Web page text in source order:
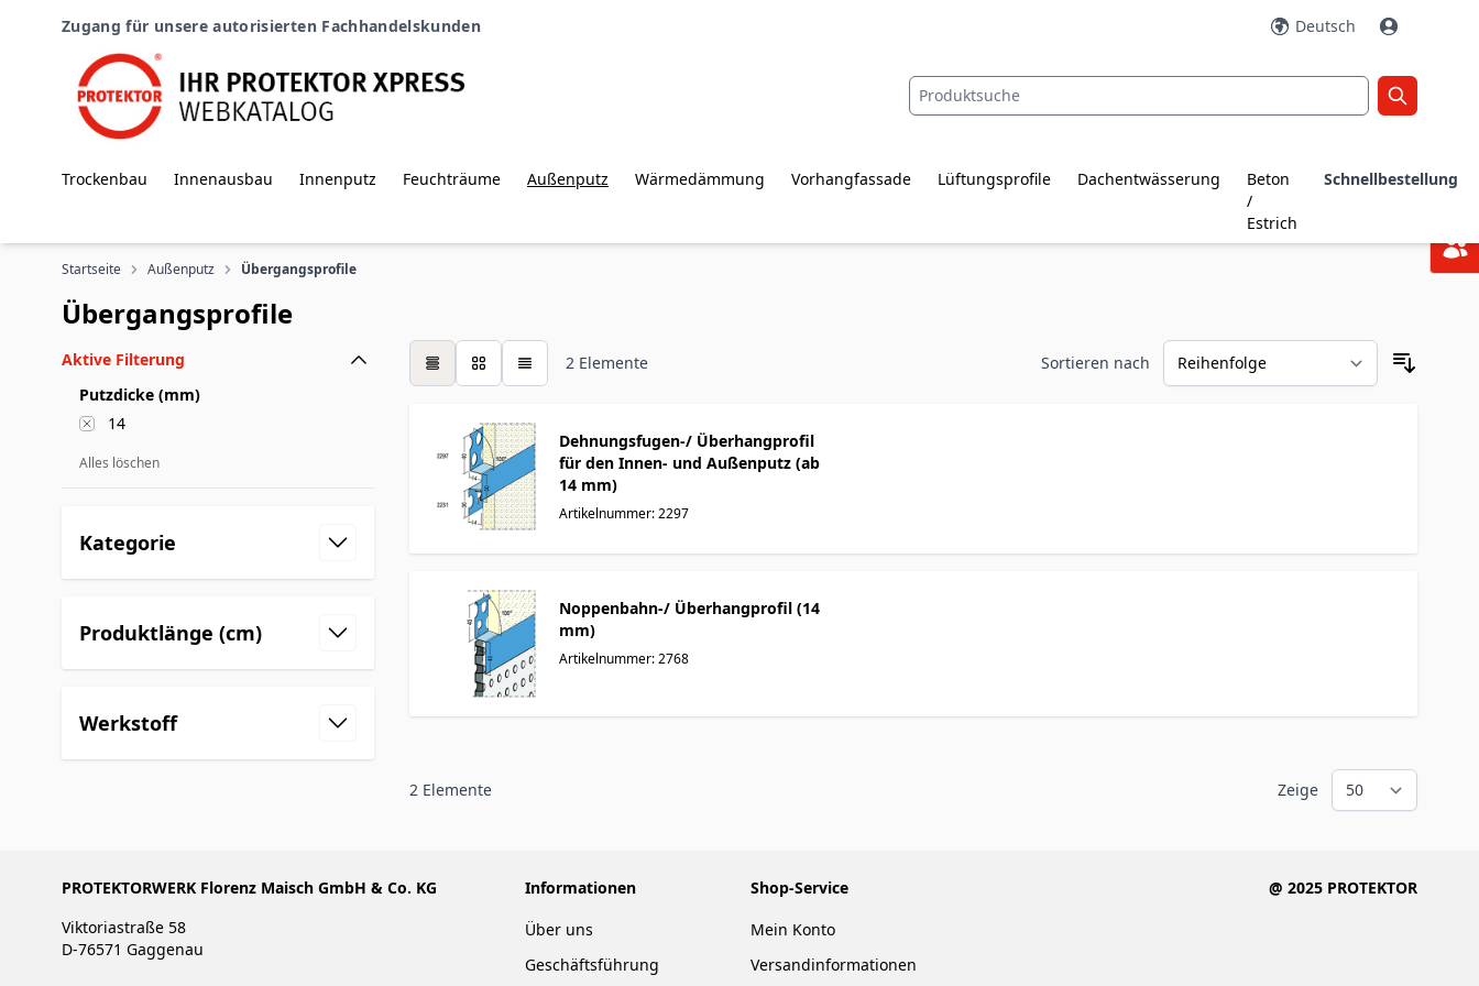
Zugang für unsere autorisierten Fachhandelskunden Deutsch
Trockenbau Innenausbau Innenputz Feuchträume Außenputz Wärmedämmung Vorhangfassade Lüftungsprofile Dachentwässerung
Beton
/
Estrich
Schnellbestellung
Startseite Außenputz Übergangsprofile
Übergangsprofile
Aktive Filterung
Putzdicke (mm)
14
Alles löschen
Kategorie
Produktlänge (cm)
Werkstoff
2 Elemente
Tabelle Sortieren nach
Dehnungsfugen-/ Überhangprofil
für den Innen- und Außenputz (ab
14 mm)
Artikelnummer: 2297
Noppenbahn-/ Überhangprofil (14
mm)
Artikelnummer: 2768
2 Elemente Zeige
PROTEKTORWERK Florenz Maisch GmbH & Co. KG
Viktoriastraße 58
D-76571 Gaggenau
Informationen
Über uns
Geschäftsführung
Shop-Service
Mein Konto
Versandinformationen
@ 2025 PROTEKTOR